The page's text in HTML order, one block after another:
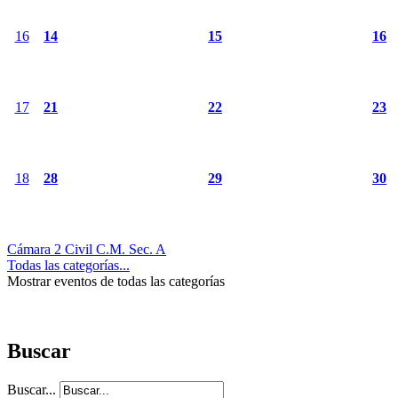
16 14 15 16
17 21 22 23
18 28 29
30
Cámara 2 Civil C.M. Sec. A
Todas las categorías...
Mostrar eventos de todas las categorías
Buscar
Buscar...